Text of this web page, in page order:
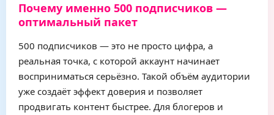
Почему именно 500 подписчиков —
оптимальный пакет
500 подписчиков — это не просто цифра, а
реальная точка, с которой аккаунт начинает
восприниматься серьёзно. Такой объём аудитории
уже создаёт эффект доверия и позволяет
продвигать контент быстрее. Для блогеров и